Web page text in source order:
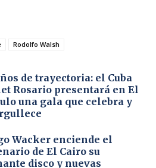
Rodolfo Walsh
de trayectoria: el Cuba
Rosario presentará en El
una gala que celebra y
Wacker enciende el
de El Cairo su
disco y nuevas